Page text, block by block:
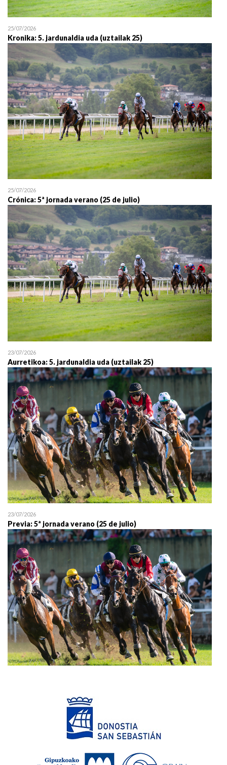
25/07/2026
Kronika: 5. jardunaldia uda (uztailak 25)
25/07/2026
Crónica: 5ª jornada verano (25 de julio)
23/07/2026
Aurretikoa: 5. jardunaldia uda (uztailak 25)
23/07/2026
Previa: 5ª jornada verano (25 de julio)